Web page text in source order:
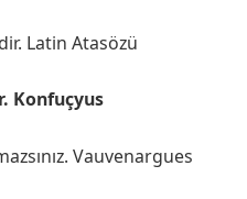
Latin Atasözü
Konfuçyus
Vauvenargues